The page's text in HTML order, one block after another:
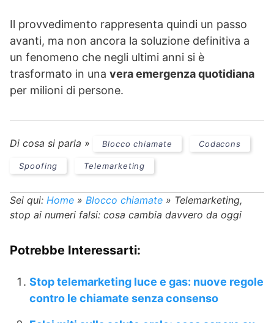
Il provvedimento rappresenta quindi un passo
avanti, ma non ancora la soluzione definitiva a
un fenomeno che negli ultimi anni si è
trasformato in una vera emergenza quotidiana
per milioni di persone.
Di cosa si parla » Blocco chiamate Codacons
Spoofing Telemarketing
Sei qui: Home » Blocco chiamate » Telemarketing,
stop ai numeri falsi: cosa cambia davvero da oggi
Potrebbe Interessarti:
Stop telemarketing luce e gas: nuove regole
contro le chiamate senza consenso